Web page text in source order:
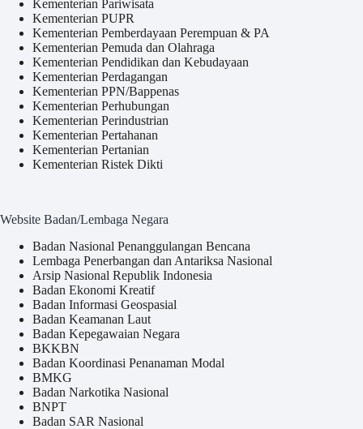
Kementerian Pariwisata
Kementerian PUPR
Kementerian Pemberdayaan Perempuan & PA
Kementerian Pemuda dan Olahraga
Kementerian Pendidikan dan Kebudayaan
Kementerian Perdagangan
Kementerian PPN/Bappenas
Kementerian Perhubungan
Kementerian Perindustrian
Kementerian Pertahanan
Kementerian Pertanian
Kementerian Ristek Dikti
Website Badan/Lembaga Negara
Badan Nasional Penanggulangan Bencana
Lembaga Penerbangan dan Antariksa Nasional
Arsip Nasional Republik Indonesia
Badan Ekonomi Kreatif
Badan Informasi Geospasial
Badan Keamanan Laut
Badan Kepegawaian Negara
BKKBN
Badan Koordinasi Penanaman Modal
BMKG
Badan Narkotika Nasional
BNPT
Badan SAR Nasional